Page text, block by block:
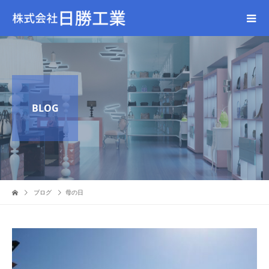
BLOG
ブログ 母の日